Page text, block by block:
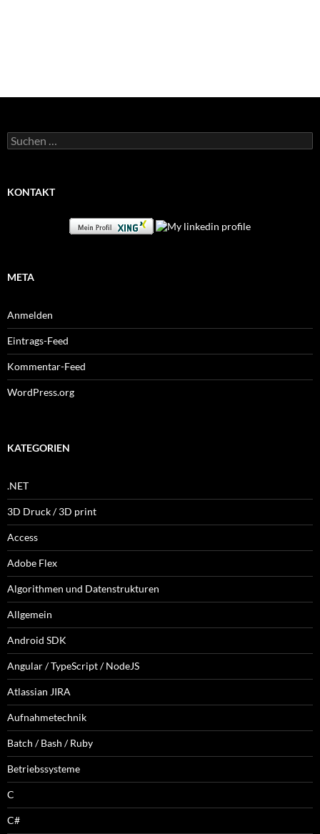
Suchen
nach:
KONTAKT
META
Anmelden
Eintrags-Feed
Kommentar-Feed
WordPress.org
KATEGORIEN
.NET
3D Druck / 3D print
Access
Adobe Flex
Algorithmen und Datenstrukturen
Allgemein
Android SDK
Angular / TypeScript / NodeJS
Atlassian JIRA
Aufnahmetechnik
Batch / Bash / Ruby
Betriebssysteme
C
C#